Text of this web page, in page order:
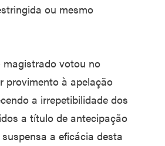
ou mesmo
magistrado votou no
provimento à apelação
a irrepetibilidade dos
a título de antecipação
a eficácia desta